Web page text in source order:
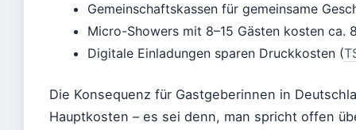
Gemeinschaftskassen für gemeinsame
Micro-Showers mit 8–15 Gästen kosten ca.
Digitale Einladungen sparen Druckkosten (
Die Konsequenz für Gastgeberinnen in
Hauptkosten – es sei denn, man spricht offen